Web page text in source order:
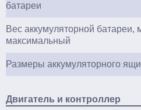
батареи
Вес аккумуляторной
максимальный
Размеры аккумуляторного
Двигатель и контроллер